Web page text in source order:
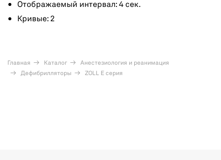
Отображаемый интервал: 4 сек.
Кривые: 2
Главная Каталог
Анестезиология и реанимация
Дефибрилляторы
ZOLL E серия